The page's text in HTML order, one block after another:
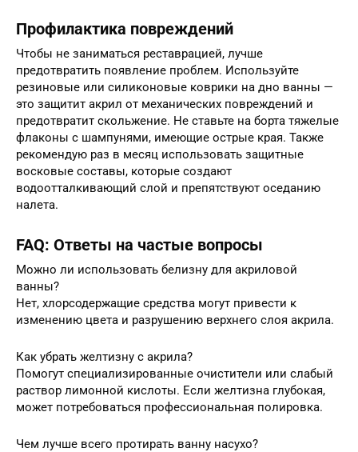
Профилактика повреждений
Чтобы не заниматься реставрацией, лучше
предотвратить появление проблем. Используйте
резиновые или силиконовые коврики на дно ванны —
это защитит акрил от механических повреждений и
предотвратит скольжение. Не ставьте на борта тяжелые
флаконы с шампунями, имеющие острые края. Также
рекомендую раз в месяц использовать защитные
восковые составы, которые создают
водоотталкивающий слой и препятствуют оседанию
налета.
FAQ: Ответы на частые вопросы
Можно ли использовать белизну для акриловой
ванны?
Нет, хлорсодержащие средства могут привести к
изменению цвета и разрушению верхнего слоя акрила.
Как убрать желтизну с акрила?
Помогут специализированные очистители или слабый
раствор лимонной кислоты. Если желтизна глубокая,
может потребоваться профессиональная полировка.
Чем лучше всего протирать ванну насухо?